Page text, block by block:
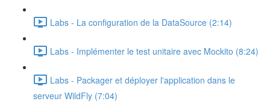
Labs - La configuration de la DataSource (2:14)
Labs - Implémenter le test unitaire avec Mockito (8:24)
Labs - Packager et déployer l'application dans le
serveur WildFly (7:04)